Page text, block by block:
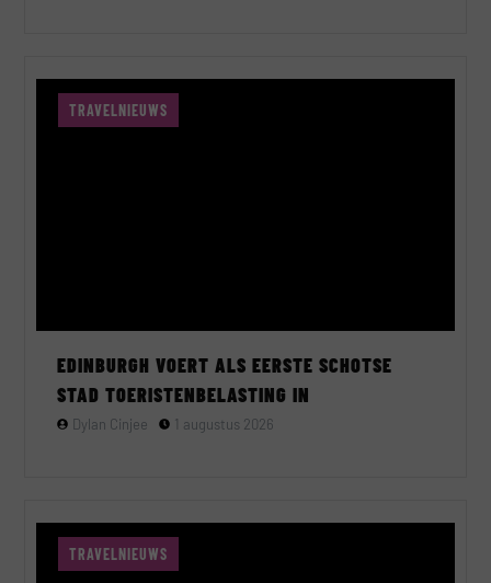
TRAVELNIEUWS
EDINBURGH VOERT ALS EERSTE SCHOTSE
STAD TOERISTENBELASTING IN
Dylan Cinjee 1 augustus 2026
TRAVELNIEUWS